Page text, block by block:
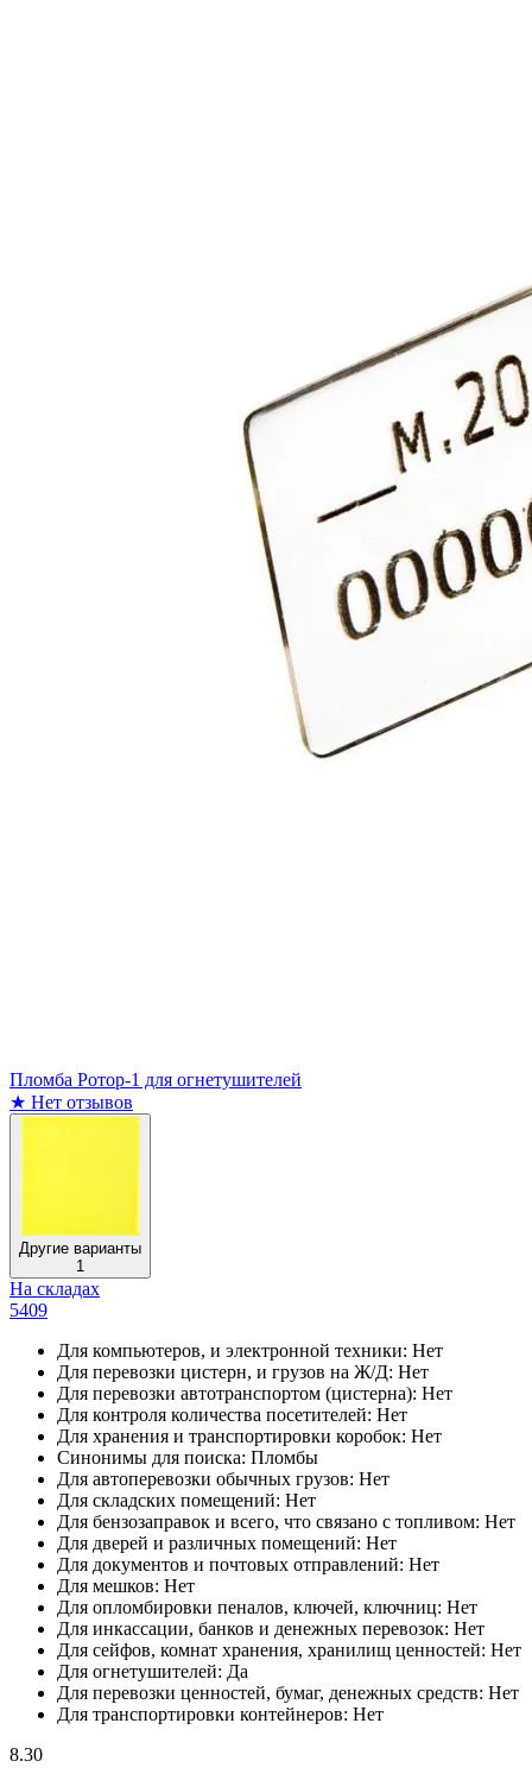
Пломба Ротор-1 для огнетушителей
★ Нет отзывов
Другие варианты
1
На складах
5409
Для компьютеров, и электронной техники: Нет
Для перевозки цистерн, и грузов на Ж/Д: Нет
Для перевозки автотранспортом (цистерна): Нет
Для контроля количества посетителей: Нет
Для хранения и транспортировки коробок: Нет
Синонимы для поиска: Пломбы
Для автоперевозки обычных грузов: Нет
Для складских помещений: Нет
Для бензозаправок и всего, что связано с топливом: Нет
Для дверей и различных помещений: Нет
Для документов и почтовых отправлений: Нет
Для мешков: Нет
Для опломбировки пеналов, ключей, ключниц: Нет
Для инкассации, банков и денежных перевозок: Нет
Для сейфов, комнат хранения, хранилищ ценностей: Нет
Для огнетушителей: Да
Для перевозки ценностей, бумаг, денежных средств: Нет
Для транспортировки контейнеров: Нет
8.30